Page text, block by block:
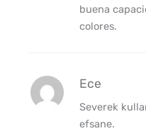
buena
colores.
Ece
Severek
efsane.